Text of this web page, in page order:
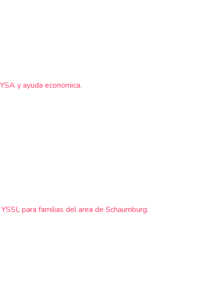
y ayuda economica.
para familias del area de Schaumburg.